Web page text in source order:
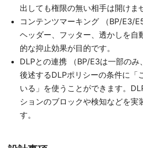
出しても権限の無い相手は開けま
コンテンツマーキング （BP/E3/E5
ヘッダー、フッター、透かしを自
的な抑止効果が目的です。
DLPとの連携 （BP/E3は一部のみ
後述するDLPポリシーの条件に「
いる」を使うことができます。
ションのブロックや検知などを実
す。